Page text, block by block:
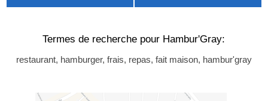
Termes de recherche pour Hambur'Gray:
restaurant, hamburger, frais, repas, fait maison, hambur'gray